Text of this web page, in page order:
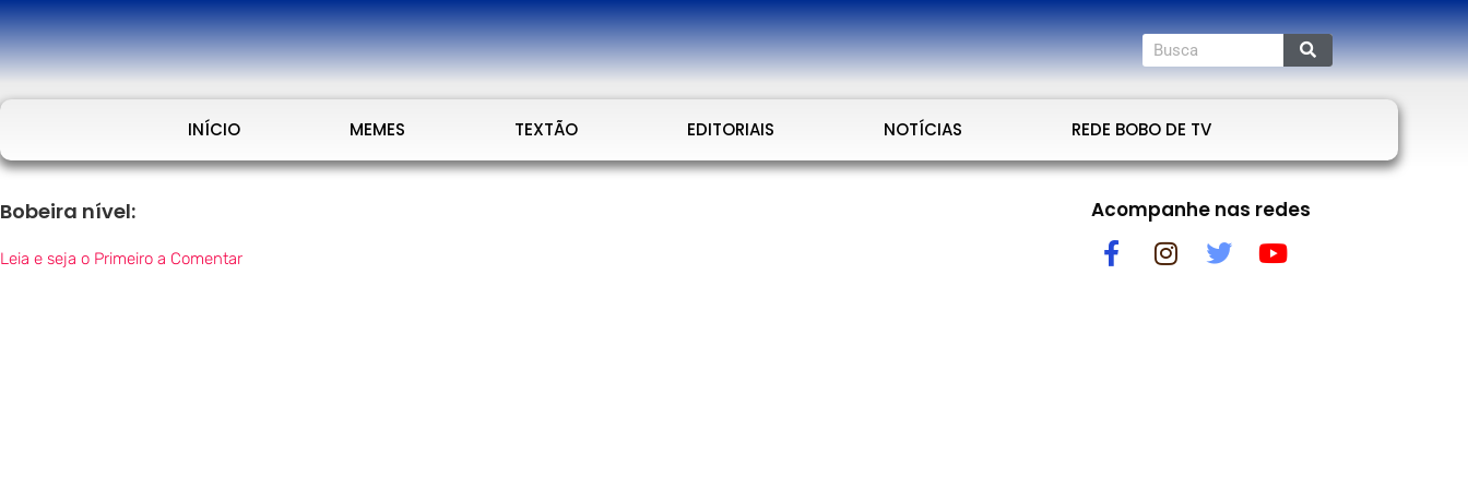
INÍCIO MEMES TEXTÃO EDITORIAIS NOTÍCIAS REDE BOBO DE TV
Bobeira nível:
Leia e seja o Primeiro a Comentar
Acompanhe nas redes